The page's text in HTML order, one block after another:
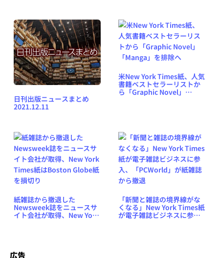
日刊出版ニュースまとめ
2021.12.11
米New York Times紙、人気
書籍ベストセラーリストか
ら「Graphic Novel」
紙雑誌から撤退した
Newsweek誌をニュースサ
イト会社が取得、New York
「新聞と雑誌の境界線がな
くなる」New York Times紙
が電子雑誌ビジネスに参
広告